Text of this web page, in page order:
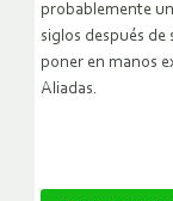
probablemente
siglos después
poner en manos
Aliadas.